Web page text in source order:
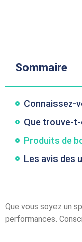
Sommaire
Connaissez-
Que trouve-
Produits de
Les avis des
Que vous soyez un
performances.